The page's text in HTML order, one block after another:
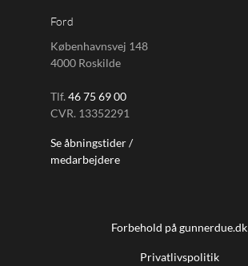
Ford
Københavnsvej 148
4000 Roskilde
Tlf. 46 75 69 00
CVR. 13352291
Se åbningstider /
medarbejdere
Forbehold på gunnerdue.dk
Privatlivspolitik